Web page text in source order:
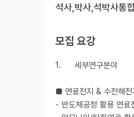
석사,박사,석박사통
모집 요강
1.	세부연구분야
■ 연료전지 & 수전해전
- 반도체공정 활용 연료